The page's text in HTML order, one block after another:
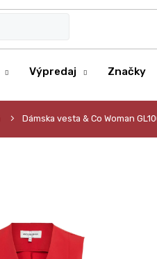
Výpredaj Značky
Dámska vesta & Co Woman